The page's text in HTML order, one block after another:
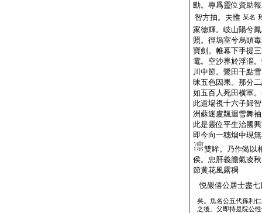
勳。專爲靈位資助
智方抽。夫惟 某名
家徳輝。岐山陽兮
照。徑塢室兮烏頭
寶劍。帷幕下手提
電。空沙界於浮漚
川中節。鷺田千點
昧五色因果。那分
如五百人死田横軍
此道場視十六子歸
洲蘇迷盧飄迴雪舞
此是靈位平生治國
即今向一穗烟中現
雙眸。乃作偈以
侯。忠肝義膽氣凌
節黄花風露稠
悦巖僖公居士盡七
矣。魚名公五代孫利
之後。父即持是院公